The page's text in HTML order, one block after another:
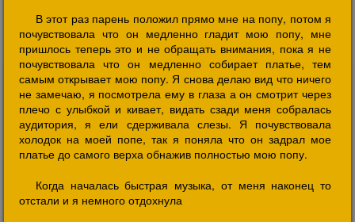
В этот раз парень положил прямо мне на попу, потом я
почувствовала что он медленно гладит мою попу, мне
пришлось теперь это и не обращать внимания, пока я не
почувствовала что он медленно собирает платье, тем
самым открывает мою попу. Я снова делаю вид что ничего
не замечаю, я посмотрела ему в глаза а он смотрит через
плечо с улыбкой и кивает, видать сзади меня собралась
аудитория, я ели сдерживала слезы. Я почувствовала
холодок на моей попе, так я поняла что он задрал мое
платье до самого верха обнажив полностью мою попу.
Когда началась быстрая музыка, от меня наконец то
отстали и я немного отдохнула